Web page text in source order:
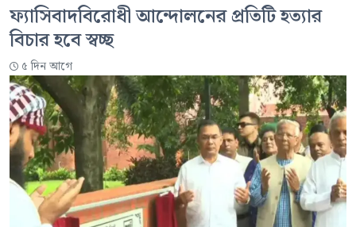
ফ্যাসিবাদবিরোধী আন্দোলনের প্রতিটি হত্যার
বিচার হবে স্বচ্ছ
৫ দিন আগে